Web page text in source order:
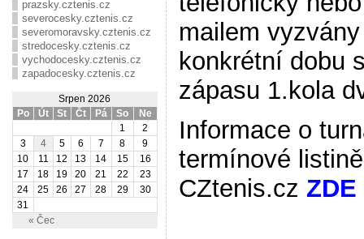
prazsky.cztenis.cz
severocesky.cztenis.cz
severomoravsky.cztenis.cz
stredocesky.cztenis.cz
vychodocesky.cztenis.cz
zapadocesky.cztenis.cz
Srpen 2026
Po
Út St Čt Pá So Ne
« Čec
1
2
3
4 5 6 7 8
9
10
11 12 13 14 15
16
17
18 19 20 21 22
23
24
25 26 27 28 29
30
31
mailem
konkrétní dobu
zápasu 1.kola
Informace o
termínové
CZtenis.cz ZDE